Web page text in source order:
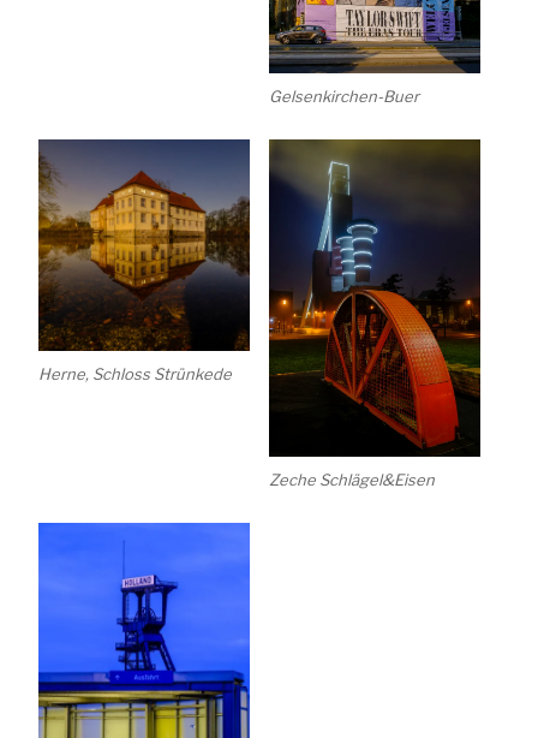
Gelsenkirchen-Buer
Herne, Schloss Strünkede
Zeche Schlägel&Eisen